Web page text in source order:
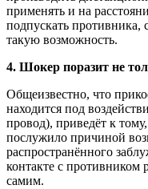
применять и на
подпускать
такую возможность.
4. Шокер поразит не
Общеизвестно, что
находится под
провод), приведёт к
послужило причиной
распространённого
контакте с противником
самим.